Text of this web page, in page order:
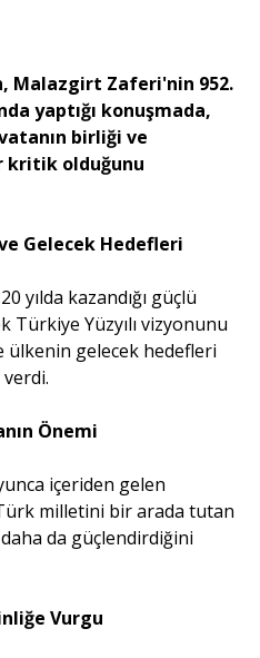
Haber
Analiz
Malazgirt Zaferi'nin 952.
yaptığı konuşmada,
birliği ve
kritik olduğunu
Gelecek Hedefleri
yılda kazandığı güçlü
Türkiye Yüzyılı vizyonunu
ülkenin gelecek hedefleri
Önemi
içeriden gelen
milletini bir arada tutan
da güçlendirdiğini
Vurgu